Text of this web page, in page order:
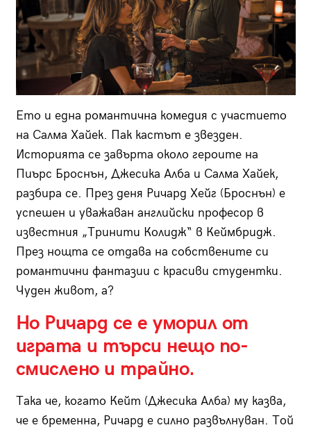
Ето и една романтична комедия с участието
на Салма Хайек. Пак кастът е звезден.
Историята се завърта около героите на
Пиърс Броснън, Джесика Алба и Салма Хайек,
разбира се. През деня Ричард Хейг (Броснън) е
успешен и уважаван английски професор в
известния „Тринити Колидж“ в Кеймбридж.
През нощта се отдава на собствените си
романтични фантазии с красиви студентки.
Чуден живот, а?
Но Ричард се е уморил от
играта и търси нещо по-
смислено и трайно.
Така че, когато Кейт (Джесика Алба) му казва,
че е бременна, Ричард е силно развълнуван. Той